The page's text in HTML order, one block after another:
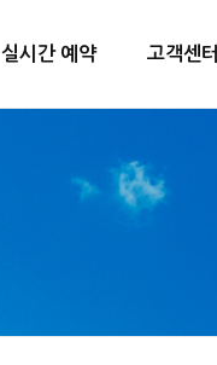
실시간 예약 고객센터